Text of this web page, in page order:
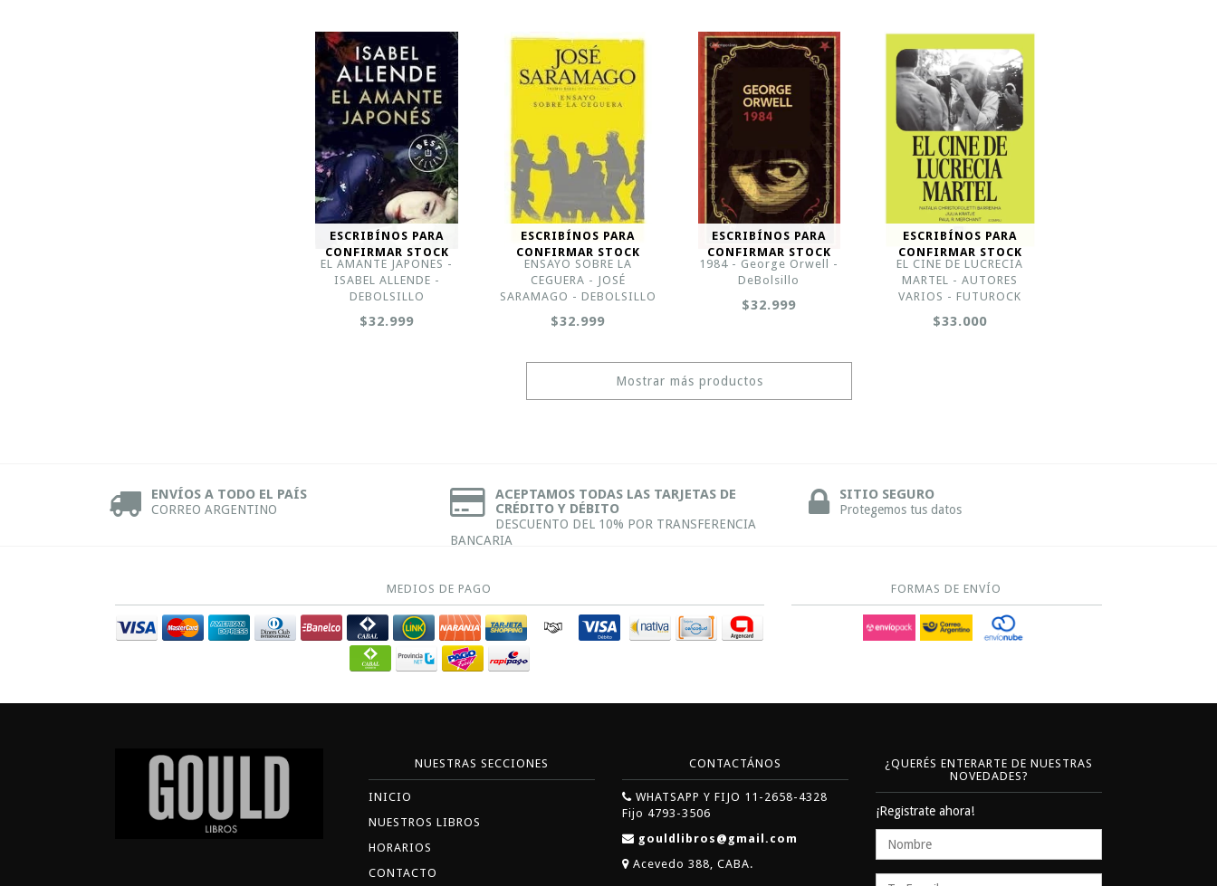
ESCRIBÍNOS PARA
CONFIRMAR STOCK
EL AMANTE JAPONES -
ISABEL ALLENDE -
DEBOLSILLO
$32.999
ESCRIBÍNOS PARA
CONFIRMAR STOCK
ENSAYO SOBRE LA
CEGUERA - JOSÉ
SARAMAGO - DEBOLSILLO
$32.999
ESCRIBÍNOS PARA
CONFIRMAR STOCK
1984 - George Orwell -
DeBolsillo
$32.999
ESCRIBÍNOS PARA
CONFIRMAR STOCK
EL CINE DE LUCRECIA
MARTEL - AUTORES
VARIOS - FUTUROCK
$33.000
Mostrar más productos
ENVÍOS A TODO EL PAÍS
CORREO ARGENTINO
ACEPTAMOS TODAS LAS TARJETAS DE
CRÉDITO Y DÉBITO
DESCUENTO DEL 10% POR TRANSFERENCIA
BANCARIA
SITIO SEGURO
Protegemos tus datos
MEDIOS DE PAGO FORMAS DE ENVÍO
NUESTRAS SECCIONES
INICIO
NUESTROS LIBROS
HORARIOS
CONTACTO
CONTACTÁNOS
WHATSAPP Y FIJO 11-2658-4328
Fijo 4793-3506
gouldlibros@gmail.com
Acevedo 388, CABA.
¿QUERÉS ENTERARTE DE NUESTRAS
NOVEDADES?
¡Registrate ahora!